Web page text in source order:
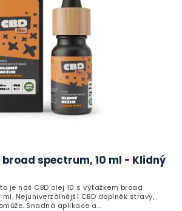
broad spectrum, 10 ml - Klidný
je náš CBD olej 10 s výtažkem broad
Nejuniverzálnější CBD doplněk stravy,
Snadná aplikace a...